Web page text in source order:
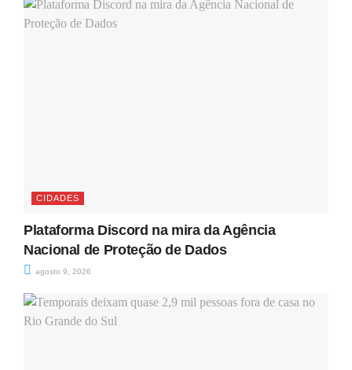
CIDADES
Plataforma Discord na mira da Agência
Nacional de Proteção de Dados
agosto 9, 2026